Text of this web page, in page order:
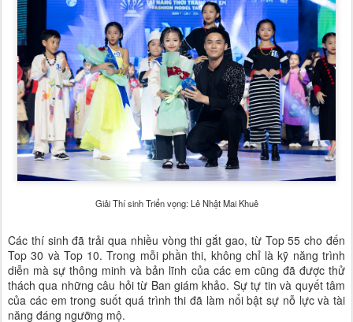
Giải Thí sinh Triển vọng: Lê Nhật Mai Khuê
Các thí sinh đã trải qua nhiều vòng thi gắt gao, từ Top 55 cho đến
Top 30 và Top 10. Trong mỗi phần thi, không chỉ là kỹ năng trình
diễn mà sự thông minh và bản lĩnh của các em cũng đã được thử
thách qua những câu hỏi từ Ban giám khảo. Sự tự tin và quyết tâm
của các em trong suốt quá trình thi đã làm nổi bật sự nỗ lực và tài
năng đáng ngưỡng mộ.